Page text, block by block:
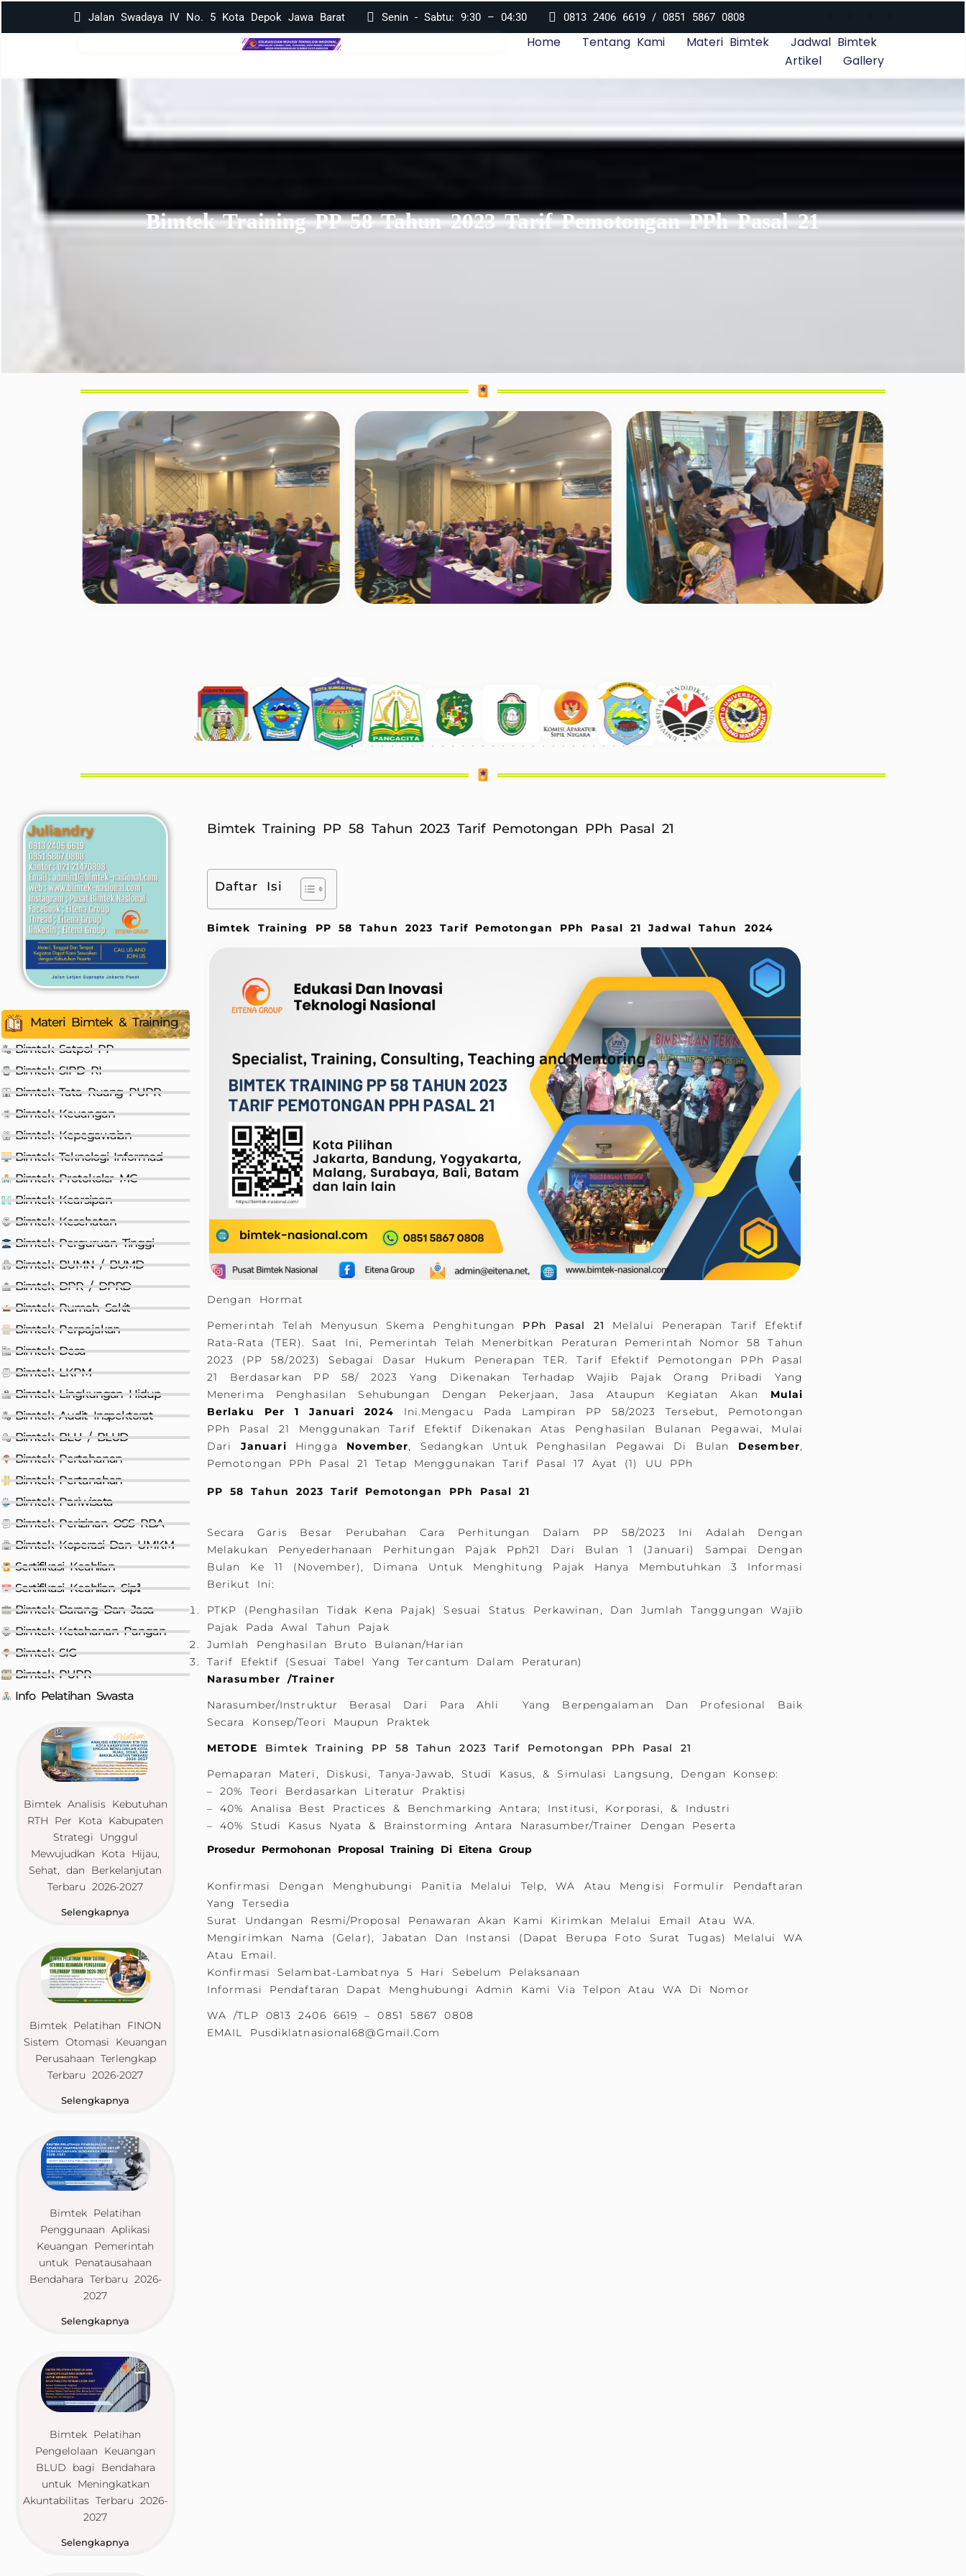
Jalan Swadaya IV No. 5 Kota Depok Jawa Barat Senin - Sabtu: 9:30 – 04:30 0813 2406 6619 / 0851 5867 0808
Home Tentang Kami Materi Bimtek
Jadwal Bimtek
Artikel
Gallery
Bimtek Training PP 58 Tahun 2023 Tarif Pemotongan PPh Pasal 21
Bimtek Analisis Kebutuhan
RTH Per Kota Kabupaten
Strategi Unggul
Mewujudkan Kota Hijau,
Sehat, dan Berkelanjutan
Terbaru 2026-2027
Selengkapnya
Bimtek Pelatihan FINON
Sistem Otomasi Keuangan
Perusahaan Terlengkap
Terbaru 2026-2027
Selengkapnya
Bimtek Pelatihan
Penggunaan Aplikasi
Keuangan Pemerintah
untuk Penatausahaan
Bendahara Terbaru 2026-
2027
Selengkapnya
Bimtek Pelatihan
Pengelolaan Keuangan
BLUD bagi Bendahara
untuk Meningkatkan
Akuntabilitas Terbaru 2026-
2027
Selengkapnya
Bimtek Satpol PP
Bimtek SIPD RI
Bimtek Tata Ruang PUPR
Bimtek Keuangan
Bimtek Kepegawaian
Bimtek Teknologi Informasi
Bimtek Protokoler MC
Bimtek Kearsipan
Bimtek Kesehatan
Bimtek Perguruan Tinggi
Bimtek BUMN / BUMD
Bimtek DPR / DPRD
Bimtek Rumah Sakit
Bimtek Perpajakan
Bimtek Desa
Bimtek LKPM
Bimtek Lingkungan Hidup
Bimtek Audit Inspektorat
Bimtek BLU / BLUD
Bimtek Pertahanan
Bimtek Pertanahan
Bimtek Pariwisata
Bimtek Perizinan OSS RBA
Bimtek Koperasi Dan UMKM
Sertifikasi Keahlian
Sertifikasi Keahlian Sipil
Bimtek Barang Dan Jasa
Bimtek Ketahanan Pangan
Bimtek SIG
Bimtek PUPR
Info Pelatihan Swasta
Materi Bimtek & Training
Bimtek Training PP 58 Tahun 2023 Tarif Pemotongan PPh Pasal 21
Daftar Isi
Bimtek Training PP 58 Tahun 2023 Tarif Pemotongan PPh Pasal 21 Jadwal Tahun 2024
Dengan Hormat
Pemerintah Telah Menyusun Skema Penghitungan PPh Pasal 21
Melalui Penerapan Tarif Efektif
Rata-Rata (TER). Saat Ini, Pemerintah Telah Menerbitkan Peraturan Pemerintah Nomor 58 Tahun
2023 (PP 58/2023) Sebagai Dasar Hukum Penerapan TER. Tarif Efektif Pemotongan PPh Pasal
21 Berdasarkan PP 58/ 2023 Yang Dikenakan Terhadap Wajib Pajak Orang Pribadi Yang
Menerima Penghasilan Sehubungan Dengan Pekerjaan, Jasa Ataupun Kegiatan Akan Mulai
Berlaku Per 1 Januari 2024 Ini.Mengacu Pada Lampiran PP 58/2023 Tersebut, Pemotongan
PPh Pasal 21 Menggunakan Tarif Efektif Dikenakan Atas Penghasilan Bulanan Pegawai, Mulai
Dari Januari Hingga November, Sedangkan Untuk Penghasilan Pegawai Di Bulan Desember,
Pemotongan PPh Pasal 21 Tetap Menggunakan Tarif Pasal 17 Ayat (1) UU PPh
PP 58 Tahun 2023 Tarif Pemotongan PPh Pasal 21
Secara Garis Besar Perubahan Cara Perhitungan Dalam PP 58/2023 Ini Adalah Dengan
Melakukan Penyederhanaan Perhitungan Pajak Pph21 Dari Bulan 1 (Januari) Sampai Dengan
Bulan Ke 11 (November), Dimana Untuk Menghitung Pajak Hanya Membutuhkan 3 Informasi
Berikut Ini:
PTKP (Penghasilan Tidak Kena Pajak) Sesuai Status Perkawinan, Dan Jumlah Tanggungan Wajib
Pajak Pada Awal Tahun Pajak
Jumlah Penghasilan Bruto Bulanan/Harian
Tarif Efektif (sesuai Tabel Yang Tercantum Dalam Peraturan)
Narasumber /Trainer
Narasumber/Instruktur Berasal Dari Para Ahli Yang Berpengalaman Dan Profesional Baik
Secara Konsep/teori Maupun Praktek
METODE Bimtek Training PP 58 Tahun 2023 Tarif Pemotongan PPh Pasal 21
Pemaparan Materi, Diskusi, Tanya-Jawab, Studi Kasus, & Simulasi Langsung, Dengan Konsep:
– 20% Teori Berdasarkan Literatur Praktisi
– 40% Analisa Best Practices & Benchmarking Antara; Institusi, Korporasi, & Industri
– 40% Studi Kasus Nyata & Brainstorming Antara Narasumber/trainer Dengan Peserta
Prosedur Permohonan Proposal Training Di Eitena Group
Konfirmasi Dengan Menghubungi Panitia Melalui Telp, WA Atau Mengisi Formulir Pendaftaran
Yang Tersedia
Surat Undangan Resmi/proposal Penawaran Akan Kami Kirimkan Melalui Email Atau WA.
Mengirimkan Nama (Gelar), Jabatan Dan Instansi (dapat Berupa Foto Surat Tugas) Melalui WA
Atau Email.
Konfirmasi Selambat-Lambatnya 5 Hari Sebelum Pelaksanaan
Informasi Pendaftaran Dapat Menghubungi Admin Kami Via Telpon Atau WA Di Nomor
WA /TLP 0813 2406 6619 – 0851 5867 0808
EMAIL Pusdiklatnasional68@gmail.com